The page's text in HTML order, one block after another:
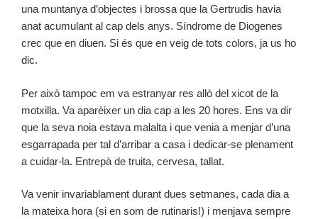
una muntanya d’objectes i brossa que la Gertrudis havia
anat acumulant al cap dels anys. Síndrome de Diogenes
crec que en diuen. Si és que en veig de tots colors, ja us ho
dic.
Per això tampoc em va estranyar res allò del xicot de la
motxilla. Va aparèixer un dia cap a les 20 hores. Ens va dir
que la seva noia estava malalta i que venia a menjar d’una
esgarrapada per tal d’arribar a casa i dedicar-se plenament
a cuidar-la. Entrepà de truita, cervesa, tallat.
Va venir invariablament durant dues setmanes, cada dia a
la mateixa hora (si en som de rutinaris!) i menjava sempre